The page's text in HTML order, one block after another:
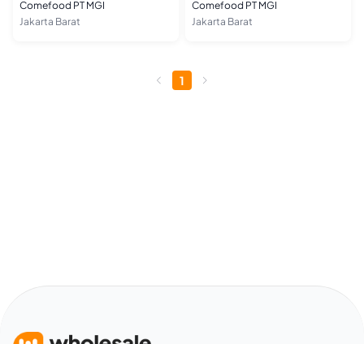
Comefood PT MGI
Jakarta Barat
Comefood PT MGI
Jakarta Barat
1